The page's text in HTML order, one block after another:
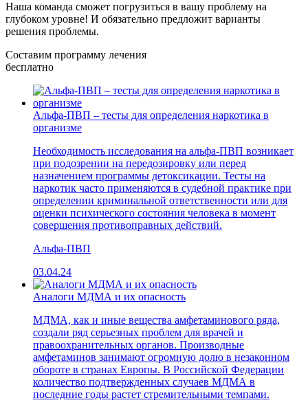
Наша команда сможет погрузиться в вашу проблему на
глубоком уровне! И обязательно предложит варианты
решения проблемы.
Составим программу лечения
бесплатно
Альфа-ПВП – тесты для определения наркотика в
организме
Необходимость исследования на альфа-ПВП возникает
при подозрении на передозировку или перед
назначением программы детоксикации. Тесты на
наркотик часто применяются в судебной практике при
определении криминальной ответственности или для
оценки психического состояния человека в момент
совершения противоправных действий.
Альфа-ПВП
03.04.24
Аналоги МДМА и их опасность
МДМА, как и иные вещества амфетаминового ряда,
создали ряд серьезных проблем для врачей и
правоохранительных органов. Производные
амфетаминов занимают огромную долю в незаконном
обороте в странах Европы. В Российской Федерации
количество подтвержденных случаев МДМА в
последние годы растет стремительными темпами.